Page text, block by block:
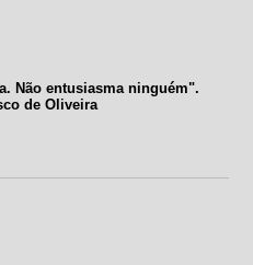
Não entusiasma ninguém".
de Oliveira